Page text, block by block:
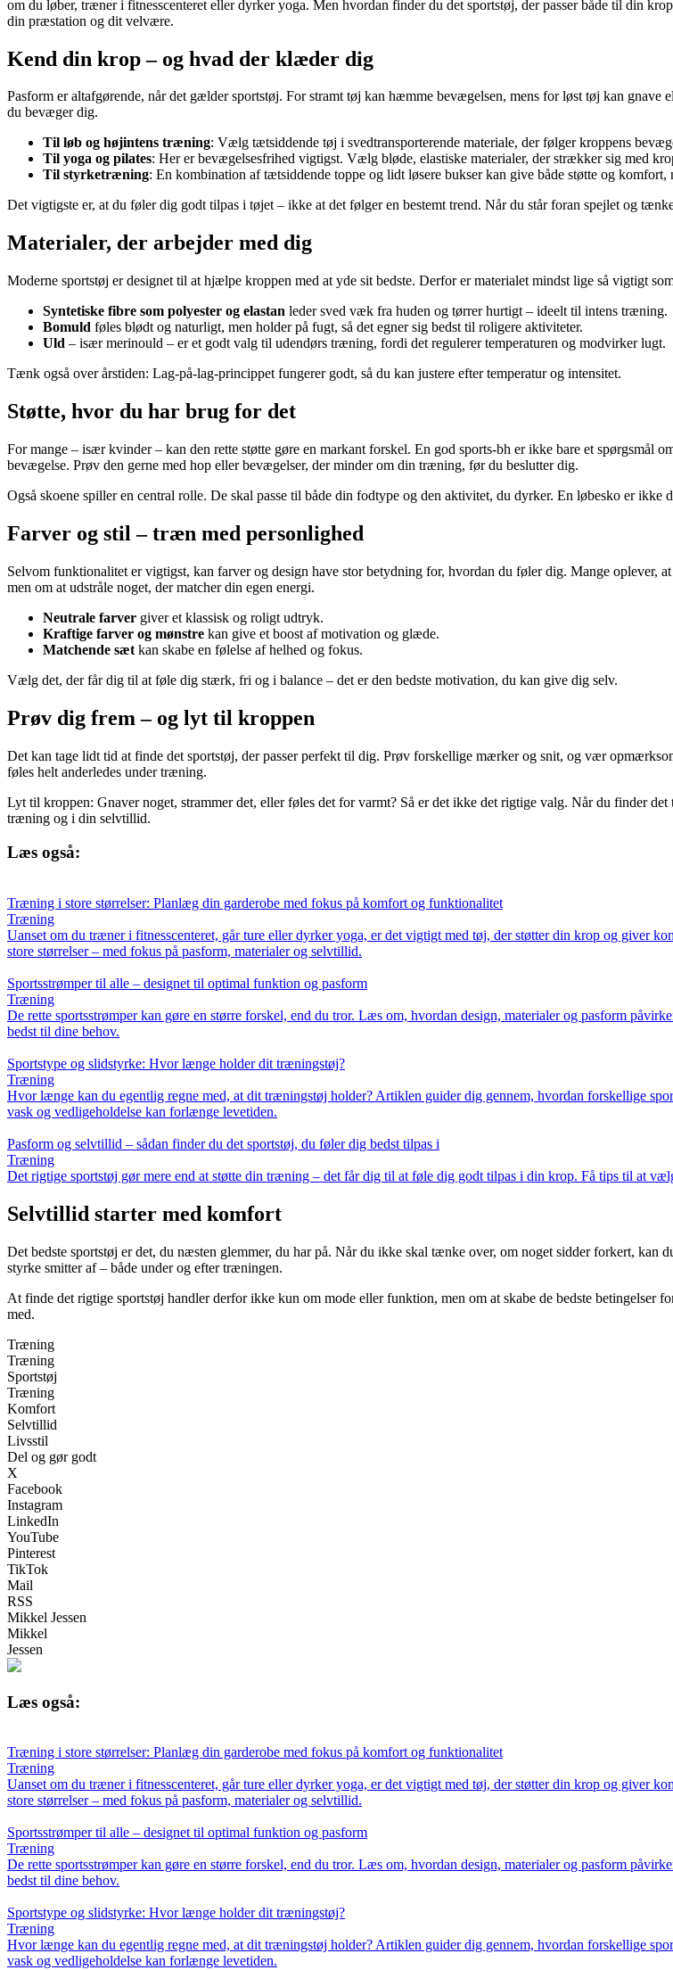
om du løber, træner i fitnesscenteret eller dyrker yoga. Men hvordan finder du det sportstøj, der passer både til din
din præstation og dit velvære.
Kend din krop – og hvad der klæder dig
Pasform er altafgørende, når det gælder sportstøj. For stramt tøj kan hæmme bevægelsen, mens for løst tøj kan
du bevæger dig.
Til løb og højintens træning: Vælg tætsiddende tøj i svedtransporterende materiale, der følger kroppens
Til yoga og pilates: Her er bevægelsesfrihed vigtigst. Vælg bløde, elastiske materialer, der strækker sig med
Til styrketræning: En kombination af tætsiddende toppe og lidt løsere bukser kan give både støtte og komfort,
Det vigtigste er, at du føler dig godt tilpas i tøjet – ikke at det følger en bestemt trend. Når du står foran spejlet og
Materialer, der arbejder med dig
Moderne sportstøj er designet til at hjælpe kroppen med at yde sit bedste. Derfor er materialet mindst lige så vigtigt
Syntetiske fibre som polyester og elastan leder sved væk fra huden og tørrer hurtigt – ideelt til intens træning.
Bomuld føles blødt og naturligt, men holder på fugt, så det egner sig bedst til roligere aktiviteter.
Uld – især merinould – er et godt valg til udendørs træning, fordi det regulerer temperaturen og modvirker lugt.
Tænk også over årstiden: Lag-på-lag-princippet fungerer godt, så du kan justere efter temperatur og intensitet.
Støtte, hvor du har brug for det
For mange – især kvinder – kan den rette støtte gøre en markant forskel. En god sports-bh er ikke bare et spørgsmål
bevægelse. Prøv den gerne med hop eller bevægelser, der minder om din træning, før du beslutter dig.
Også skoene spiller en central rolle. De skal passe til både din fodtype og den aktivitet, du dyrker. En løbesko er
Farver og stil – træn med personlighed
Selvom funktionalitet er vigtigst, kan farver og design have stor betydning for, hvordan du føler dig. Mange oplever,
men om at udstråle noget, der matcher din egen energi.
Neutrale farver giver et klassisk og roligt udtryk.
Kraftige farver og mønstre kan give et boost af motivation og glæde.
Matchende sæt kan skabe en følelse af helhed og fokus.
Vælg det, der får dig til at føle dig stærk, fri og i balance – det er den bedste motivation, du kan give dig selv.
Prøv dig frem – og lyt til kroppen
Det kan tage lidt tid at finde det sportstøj, der passer perfekt til dig. Prøv forskellige mærker og snit, og vær
føles helt anderledes under træning.
Lyt til kroppen: Gnaver noget, strammer det, eller føles det for varmt? Så er det ikke det rigtige valg. Når du finder
træning og i din selvtillid.
Læs også:
Træning i store størrelser: Planlæg din garderobe med fokus på komfort og funktionalitet
Træning
Uanset om du træner i fitnesscenteret, går ture eller dyrker yoga, er det vigtigt med tøj, der støtter din krop og giver
store størrelser – med fokus på pasform, materialer og selvtillid.
Sportsstrømper til alle – designet til optimal funktion og pasform
Træning
De rette sportsstrømper kan gøre en større forskel, end du tror. Læs om, hvordan design, materialer og pasform
bedst til dine behov.
Sportstype og slidstyrke: Hvor længe holder dit træningstøj?
Træning
Hvor længe kan du egentlig regne med, at dit træningstøj holder? Artiklen guider dig gennem, hvordan forskellige
vask og vedligeholdelse kan forlænge levetiden.
Pasform og selvtillid – sådan finder du det sportstøj, du føler dig bedst tilpas i
Træning
Det rigtige sportstøj gør mere end at støtte din træning – det får dig til at føle dig godt tilpas i din krop. Få tips til at
Selvtillid starter med komfort
Det bedste sportstøj er det, du næsten glemmer, du har på. Når du ikke skal tænke over, om noget sidder forkert,
styrke smitter af – både under og efter træningen.
At finde det rigtige sportstøj handler derfor ikke kun om mode eller funktion, men om at skabe de bedste
med.
Træning
Træning
Sportstøj
Træning
Komfort
Selvtillid
Livsstil
Del og gør godt
X
Facebook
Instagram
LinkedIn
YouTube
Pinterest
TikTok
Mail
RSS
Mikkel Jessen
Mikkel
Jessen
Læs også:
Træning i store størrelser: Planlæg din garderobe med fokus på komfort og funktionalitet
Træning
Uanset om du træner i fitnesscenteret, går ture eller dyrker yoga, er det vigtigt med tøj, der støtter din krop og giver
store størrelser – med fokus på pasform, materialer og selvtillid.
Sportsstrømper til alle – designet til optimal funktion og pasform
Træning
De rette sportsstrømper kan gøre en større forskel, end du tror. Læs om, hvordan design, materialer og pasform
bedst til dine behov.
Sportstype og slidstyrke: Hvor længe holder dit træningstøj?
Træning
Hvor længe kan du egentlig regne med, at dit træningstøj holder? Artiklen guider dig gennem, hvordan forskellige
vask og vedligeholdelse kan forlænge levetiden.